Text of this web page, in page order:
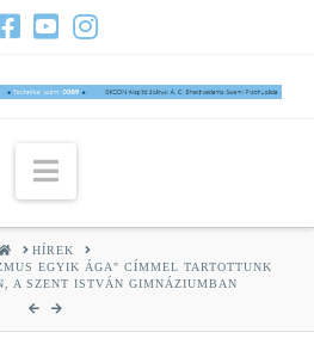
Navigation
HOMEHÍREK
EGYIK ÁGA" CÍMMEL TARTOTTUNK
A SZENT ISTVÁN GIMNÁZIUMBAN